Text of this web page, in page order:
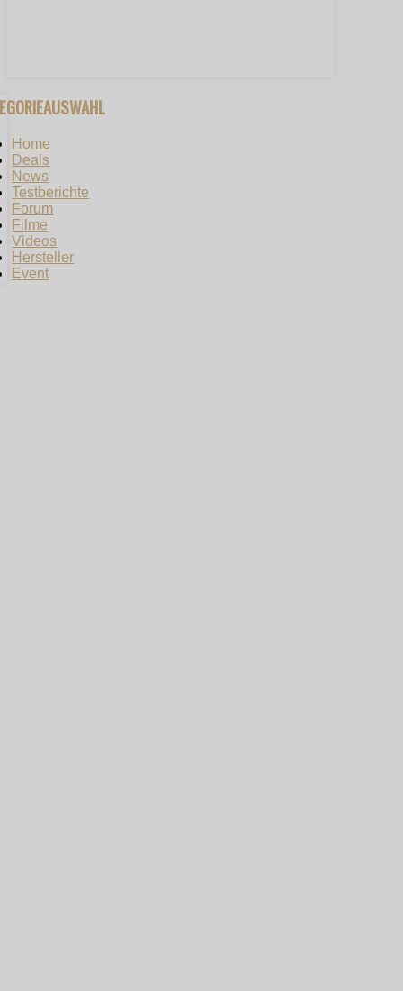
Home
Deals
News
Testberichte
Forum
Filme
Videos
Hersteller
Event